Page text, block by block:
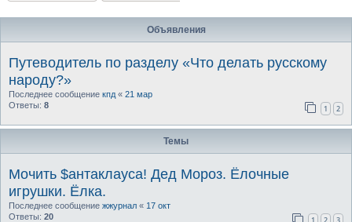
Объявления
Путеводитель по разделу «Что делать русскому
народу?»
Последнее сообщение кпд « 21 мар
Ответы: 8 1 2
Темы
Мочить $антаклауса! Дед Мороз. Ёлочные
игрушки. Ёлка.
Последнее сообщение жжурнал « 17 окт
Ответы: 20 1 2 3